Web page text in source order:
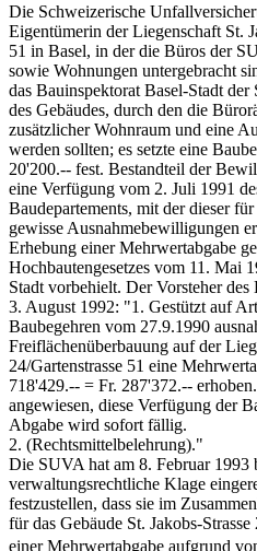
Die Schweizerische
Eigentümerin der Liegenschaft St.
51 in Basel, in der die Büros der
sowie Wohnungen untergebracht
das Bauinspektorat Basel-Stadt
des Gebäudes, durch den die
zusätzlicher Wohnraum und eine
werden sollten; es setzte eine
20'200.-- fest. Bestandteil der
eine Verfügung vom 2. Juli 1991
Baudepartements, mit der dieser
gewisse Ausnahmebewilligungen
Erhebung einer Mehrwertabgabe
Hochbautengesetzes vom 11. Mai
Stadt vorbehielt. Der Vorsteher des
3. August 1992: "1. Gestützt auf
Baubegehren vom 27.9.1990
Freiflächenüberbauung auf der
24/Gartenstrasse 51 eine
718'429.-- = Fr. 287'372.--
angewiesen, diese Verfügung der
Abgabe wird sofort fällig.
2. (Rechtsmittelbelehrung)."
Die SUVA hat am 8. Februar 1993
verwaltungsrechtliche Klage
festzustellen, dass sie im
für das Gebäude St. Jakobs-
einer Mehrwertabgabe aufgrund